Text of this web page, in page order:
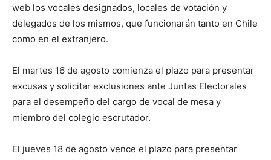
web los vocales designados, locales de votación y
delegados de los mismos, que funcionarán tanto en Chile
como en el extranjero.
El martes 16 de agosto comienza el plazo para presentar
excusas y solicitar exclusiones ante Juntas Electorales
para el desempeño del cargo de vocal de mesa y
miembro del colegio escrutador.
El jueves 18 de agosto vence el plazo para presentar